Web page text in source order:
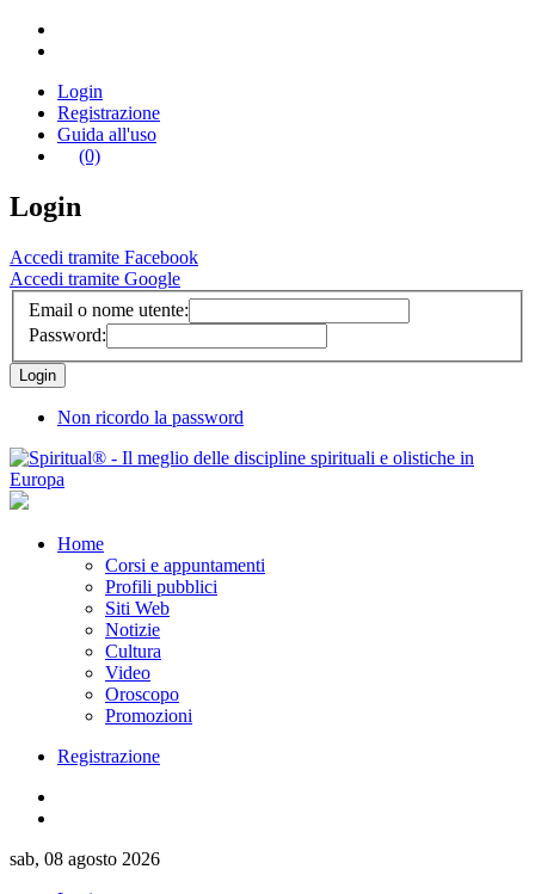
Login
Registrazione
Guida all'uso
(0)
Login
Accedi tramite Facebook
Accedi tramite Google
Email o nome utente:
Password:
Non ricordo la password
Home
Corsi e appuntamenti
Profili pubblici
Siti Web
Notizie
Cultura
Video
Oroscopo
Promozioni
Registrazione
sab, 08 agosto 2026